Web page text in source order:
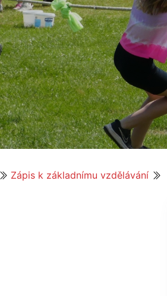
Zápis k základnímu vzdělávání